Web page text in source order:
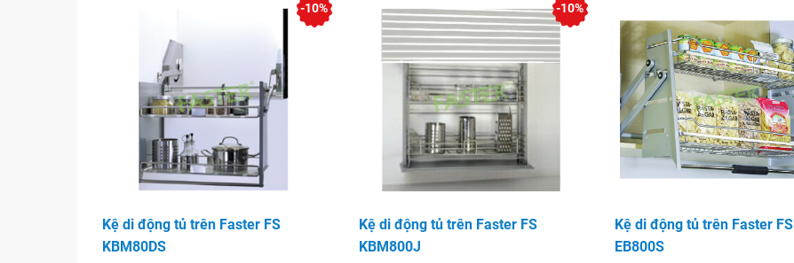
Kệ di động tủ trên Faster FS
KBM80DS
-10%
Kệ di động tủ trên Faster FS
KBM800J
-10%
Kệ di động tủ trên Faster FS
EB800S